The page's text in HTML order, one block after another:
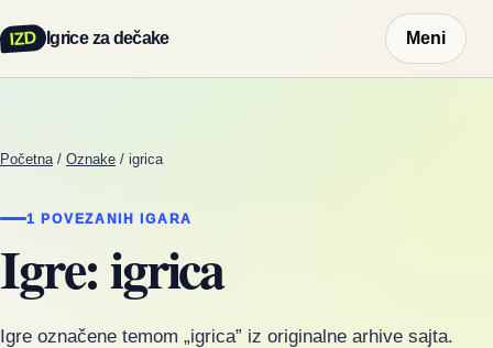
IZD Igrice za dečake Meni
Početna / Oznake / igrica
1 POVEZANIH IGARA
Igre: igrica
Igre označene temom „igrica” iz originalne arhive sajta.